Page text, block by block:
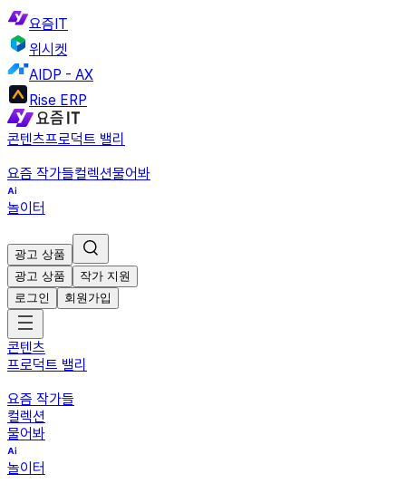
요즘IT
위시켓
AIDP - AX
Rise ERP
콘텐츠프로덕트 밸리
요즘 작가들컬렉션물어봐
놀이터
광고 상품
광고 상품
작가 지원
로그인
회원가입
콘텐츠
프로덕트 밸리
요즘 작가들
컬렉션
물어봐
놀이터